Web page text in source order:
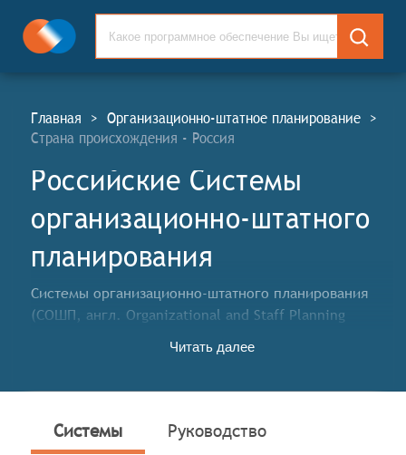
Главная > Организационно-штатное планирование >
Страна происхождения - Россия
Российские Системы
организационно-штатного
планирования
Системы организационно-штатного планирования
(СОШП, англ. Organizational and Staff Planning
цифровизации процессов управления персоналом и
планирования. Они помогают работодателям и
менеджерам принимать взвешенные решения по
Читать далее
Системы Руководство